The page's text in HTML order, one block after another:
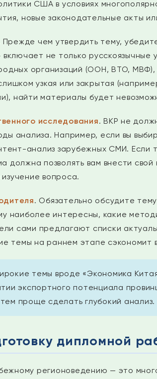
США в условиях
новые законодательные акты
Прежде чем утвердить тему,
не только русскоязычные
организаций (ООН, ВТО,
узкая или закрытая
найти материалы будет
исследования. ВКР не
анализа. Например, если вы
анализ зарубежных СМИ. Если
должна позволять вам внести свой
изучение вопроса.
. Обязательно обсудите
наиболее интересны, какие
сами предлагают списки
темы на раннем этапе сэкономит
темы вроде «Экономика
экспортного потенциала
проще сделать глубокий анализ.
дипломной
регионоведению — это